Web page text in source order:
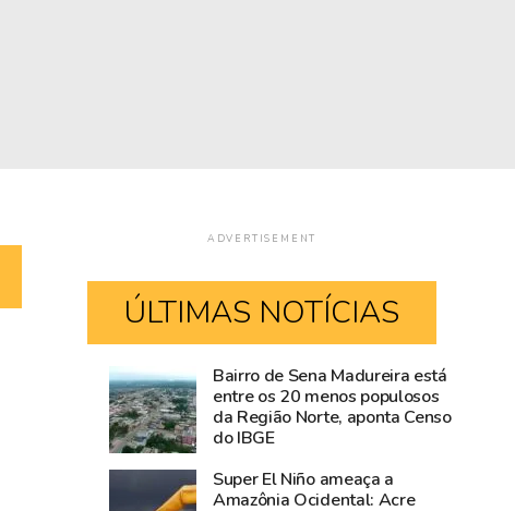
ADVERTISEMENT
ÚLTIMAS NOTÍCIAS
Blog
do
Accioly:
Tarauacá
Visitantes
tiram
proveito
do
parque
Bairro de Sena Madureira está
entre os 20 menos populosos
da Região Norte, aponta Censo
do IBGE
Super El Niño ameaça a
Amazônia Ocidental: Acre